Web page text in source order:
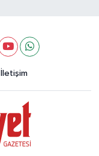
İletişim